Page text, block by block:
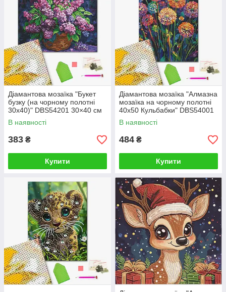
Діамантова мозаїка "Букет
бузку (на чорному полотні
30х40)" DBS54201 30×40 см
В наявності
383 ₴
Купити
Діамантова мозаїка "Алмазна
мозаїка на чорному полотні
40х50 Кульбабки" DBS54001
40×50 см
В наявності
484 ₴
Купити